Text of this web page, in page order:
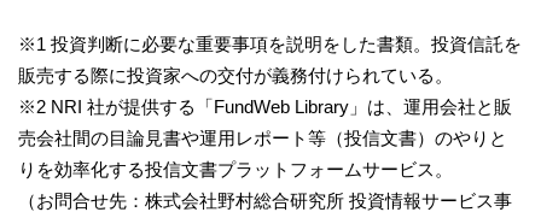
※1 投資判断に必要な重要事項を説明をした書類。投資信託を
販売する際に投資家への交付が義務付けられている。
※2 NRI 社が提供する「FundWeb Library」は、運用会社と販
売会社間の目論見書や運用レポート等（投信文書）のやりと
りを効率化する投信文書プラットフォームサービス。
（お問合せ先：株式会社野村総合研究所 投資情報サービス事